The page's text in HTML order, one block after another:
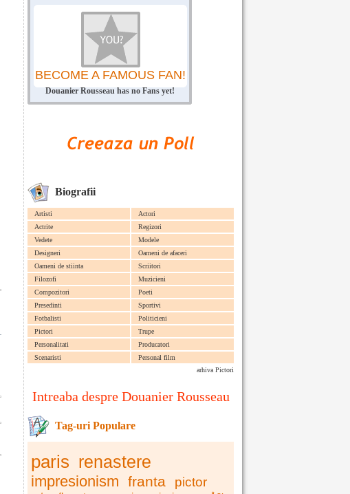
BECOME A FAMOUS FAN!
Douanier Rousseau has no Fans yet!
Biografii
Artisti
Actori
Actrite
Regizori
Vedete
Modele
Designeri
Oameni de afaceri
Oameni de stiinta
Scriitori
Filozofi
Muzicieni
Compozitori
Poeti
Presedinti
Sportivi
Fotbalisti
Politicieni
Pictori
Trupe
Personalitati
Producatori
Scenaristi
Personal film
arhiva Pictori
Intreaba despre Douanier Rousseau
Tag-uri Populare
paris renastere
impresionism franta pictor